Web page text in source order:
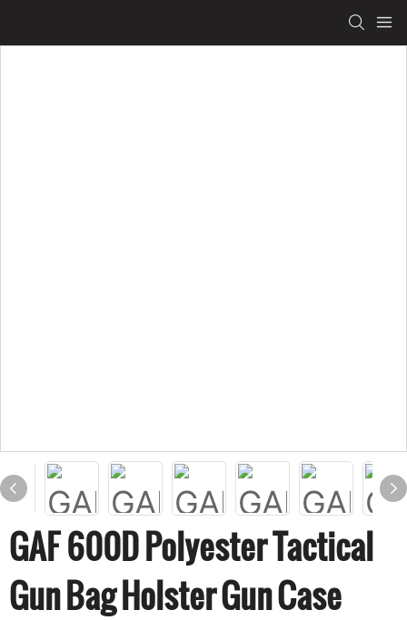
GAF 600D Polyester Tactical
Gun Bag Holster Gun Case